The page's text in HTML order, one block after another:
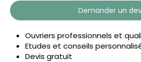
Demander un
Ouvriers professionnels et
Etudes et conseils
Devis gratuit